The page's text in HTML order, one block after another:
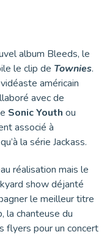
album Bleeds, le
le clip de Townies.
américain
avec de
Sonic Youth ou
associé à
la série Jackass.
réalisation mais le
show déjanté
le meilleur titre
la chanteuse du
flyers pour un concert